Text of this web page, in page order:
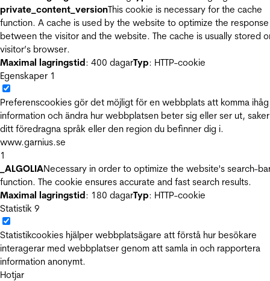
private_content_versionThis cookie is necessary for the cache
function. A cache is used by the website to optimize the
between the visitor and the website. The cache is usually stored
visitor’s browser.
Maximal lagringstid: 400 dagarTyp: HTTP-cookie
Egenskaper 1
Preferenscookies gör det möjligt för en webbplats att komma ihåg
information och ändra hur webbplatsen beter sig eller ser ut,
ditt föredragna språk eller den region du befinner dig i.
www.garnius.se
1
_ALGOLIANecessary in order to optimize the website's search-
function. The cookie ensures accurate and fast search results.
Maximal lagringstid: 180 dagarTyp: HTTP-cookie
Statistik 9
Statistikcookies hjälper webbplatsägare att förstå hur besökare
interagerar med webbplatser genom att samla in och rapportera
information anonymt.
Hotjar